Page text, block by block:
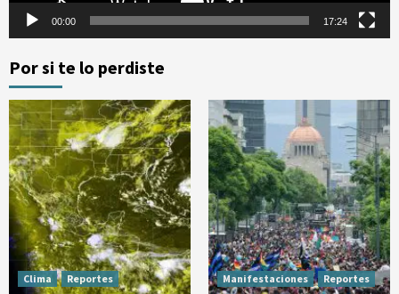
00:00 17:24
Por si te lo perdiste
Clima Reportes Manifestaciones Reportes